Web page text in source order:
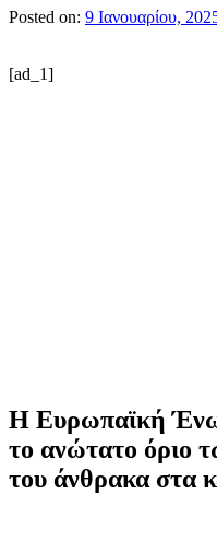
Posted on: 9 Ιανουαρίου,
[ad_1]
Η Ευρωπαϊκή
το ανώτατο όριο
του άνθρακα στα